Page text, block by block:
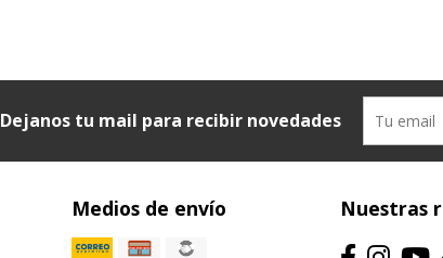
Dejanos tu mail para recibir novedades
Medios de envío Nuestras